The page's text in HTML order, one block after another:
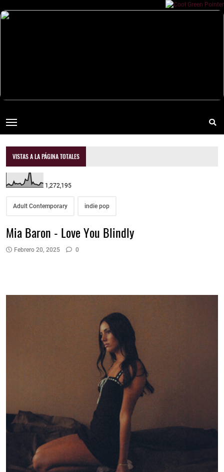
VISTAS A LA PÁGINA TOTALES
1,272,195
Adult Contemporary indie pop
Mia Baron - Love You Blindly
Febrero 20, 2025 0